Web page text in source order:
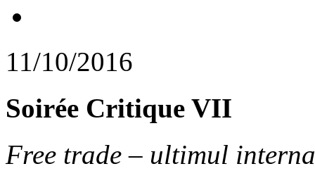
11/10/2016
Soirée Critique VII
Free trade – ultimul